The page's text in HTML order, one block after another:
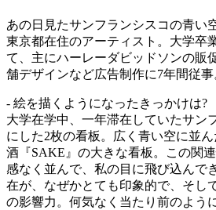
あの日見たサンフランシスコの青い
東京都在住のアーティスト。大学卒
て、主にハーレーダビッドソンの販
舗デザインなど広告制作に7年間従事
- 絵を描くようになったきっかけは?
大学在学中、一年滞在していたサン
にした2枚の看板。広く青い空に並
酒『SAKE』の大きな看板。この関
感なく並んで、私の目に飛び込んで
在が、なぜかとても印象的で、そし
の影響力。何気なく当たり前のよう